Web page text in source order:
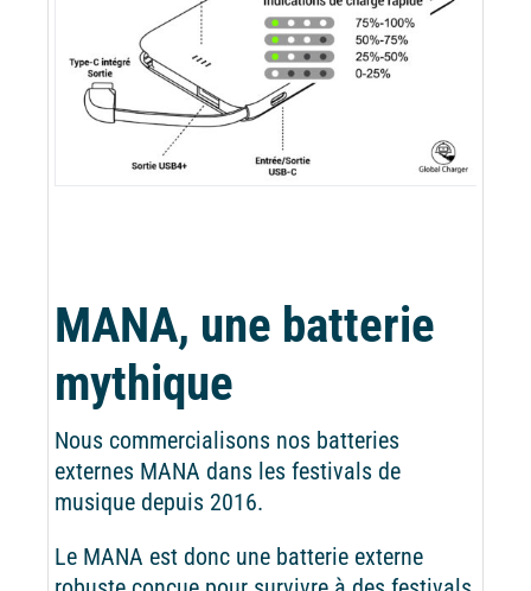
MANA, une batterie
mythique
Nous commercialisons nos batteries
externes MANA dans les festivals de
musique depuis 2016.
Le MANA est donc une batterie externe